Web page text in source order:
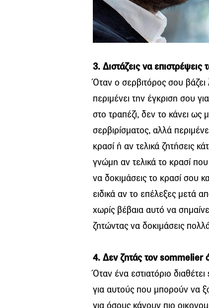
3. Διστάζεις να
Όταν ο σερβιτόρος σου βάζει
περιμένει την έγκριση σου
στο τραπέζι, δεν το κάνει ως
σερβιρίσματος, αλλά
κρασί ή αν τελικά ζητήσεις
γνώμη αν τελικά το κρασί
να δοκιμάσεις το κρασί σου
ειδικά αν το επέλεξες μετά
χωρίς βέβαια αυτό να
ζητώντας να δοκιμάσεις
4. Δεν ζητάς τον sommelier
Όταν ένα εστιατόριο
για αυτούς που μπορούν να
για όσους κάνουν πιο